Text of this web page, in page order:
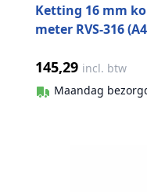
Ketting 16 mm
meter RVS-316
145,29 incl. btw
Maandag